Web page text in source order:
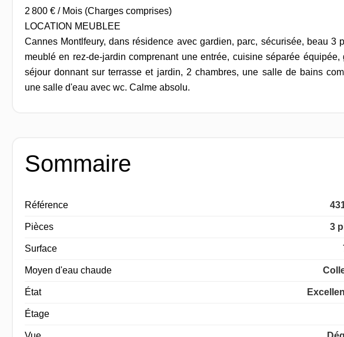
2 800 € / Mois (Charges comprises)
LOCATION MEUBLEE
Cannes Montlfeury, dans résidence avec gardien, parc, sécurisée, beau 3
meublé en rez-de-jardin comprenant une entrée, cuisine séparée équipée,
séjour donnant sur terrasse et jardin, 2 chambres, une salle de bains
une salle d'eau avec wc. Calme absolu.
Sommaire
Référence
Pièces 3
Surface
Moyen d'eau chaude
État
Étage